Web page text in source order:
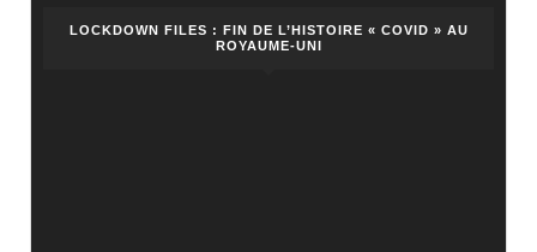
LOCKDOWN FILES : FIN DE L’HISTOIRE « COVID » AU
ROYAUME-UNI